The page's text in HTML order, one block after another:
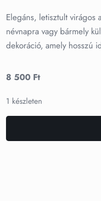
Elegáns, letisztult virágos
névnapra vagy bármely
dekoráció, amely hosszú
8 500 Ft
1 készleten